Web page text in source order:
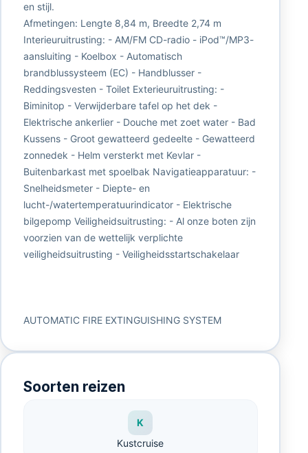
en stijl.
Afmetingen: Lengte 8,84 m, Breedte 2,74 m
Interieuruitrusting: - AM/FM CD-radio - iPod™/MP3-
aansluiting - Koelbox - Automatisch
brandblussysteem (EC) - Handblusser -
Reddingsvesten - Toilet Exterieuruitrusting: -
Biminitop - Verwijderbare tafel op het dek -
Elektrische ankerlier - Douche met zoet water - Bad
Kussens - Groot gewatteerd gedeelte - Gewatteerd
zonnedek - Helm versterkt met Kevlar -
Buitenbarkast met spoelbak Navigatieapparatuur: -
Snelheidsmeter - Diepte- en
lucht-/watertemperatuurindicator - Elektrische
bilgepomp Veiligheidsuitrusting: - Al onze boten zijn
voorzien van de wettelijk verplichte
veiligheidsuitrusting - Veiligheidsstartschakelaar
AUTOMATIC FIRE EXTINGUISHING SYSTEM
Soorten reizen
K
Kustcruise